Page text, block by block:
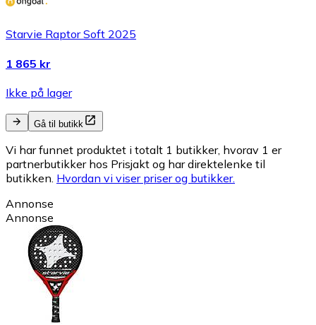
Starvie Raptor Soft 2025
1 865 kr
Ikke på lager
Gå til butikk
Vi har funnet produktet i totalt 1 butikker, hvorav 1 er
partnerbutikker hos Prisjakt og har direktelenke til
butikken. Hvordan vi viser priser og butikker.
Annonse
Annonse